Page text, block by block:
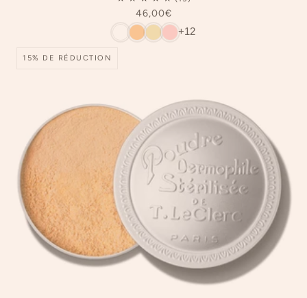
46,00€
+12
15% DE RÉDUCTION